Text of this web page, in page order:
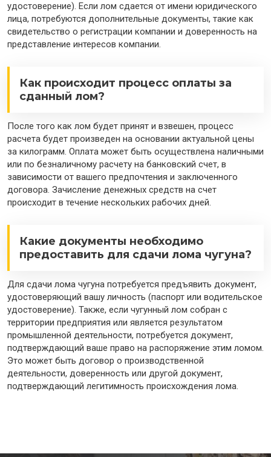
удостоверение). Если лом сдается от имени юридического
лица, потребуются дополнительные документы, такие как
свидетельство о регистрации компании и доверенность на
представление интересов компании.
Как происходит процесс оплаты за
сданный лом?
После того как лом будет принят и взвешен, процесс
расчета будет произведен на основании актуальной цены
за килограмм. Оплата может быть осуществлена наличными
или по безналичному расчету на банковский счет, в
зависимости от вашего предпочтения и заключенного
договора. Зачисление денежных средств на счет
происходит в течение нескольких рабочих дней.
Какие документы необходимо
предоставить для сдачи лома чугуна?
Для сдачи лома чугуна потребуется предъявить документ,
удостоверяющий вашу личность (паспорт или водительское
удостоверение). Также, если чугунный лом собран с
территории предприятия или является результатом
промышленной деятельности, потребуется документ,
подтверждающий ваше право на распоряжение этим ломом.
Это может быть договор о производственной
деятельности, доверенность или другой документ,
подтверждающий легитимность происхождения лома.